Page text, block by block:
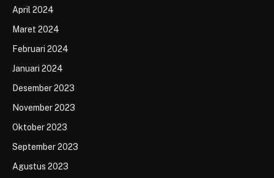
April 2024
Maret 2024
Februari 2024
Januari 2024
Desember 2023
November 2023
Oktober 2023
September 2023
Agustus 2023